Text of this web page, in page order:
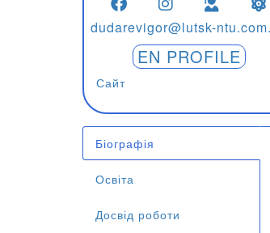
dudarevigor@lutsk-
EN PROFILE
Сайт
Біографія
(активна
вкладка)
Освіта
Досвід роботи